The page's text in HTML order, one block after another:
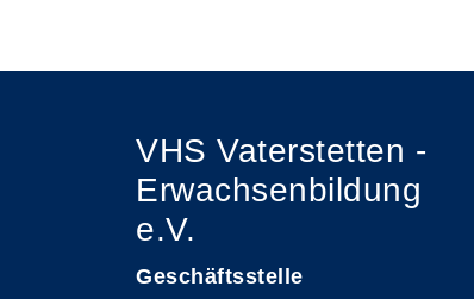
VHS Vaterstetten -
Erwachsenbildung
e.V.
Geschäftsstelle